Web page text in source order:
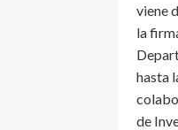
viene
la
hasta
de